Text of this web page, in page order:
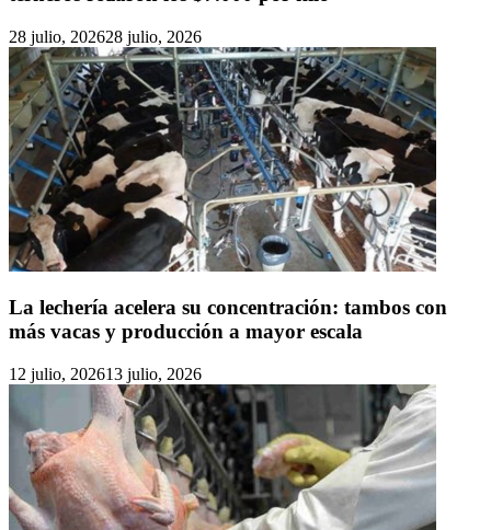
28 julio, 202628 julio, 2026
La lechería acelera su concentración: tambos con
más vacas y producción a mayor escala
12 julio, 202613 julio, 2026